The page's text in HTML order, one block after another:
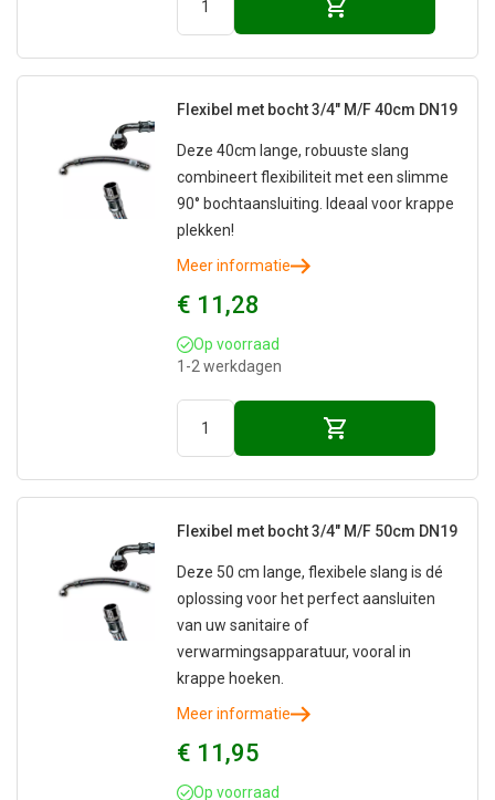
Flexibel met bocht 3/4" M/F 40cm DN19
Deze 40cm lange, robuuste slang
combineert flexibiliteit met een slimme
90° bochtaansluiting. Ideaal voor krappe
plekken!
Meer informatie
€ 11,28
Op voorraad
1-2 werkdagen
Flexibel met bocht 3/4" M/F 50cm DN19
Deze 50 cm lange, flexibele slang is dé
oplossing voor het perfect aansluiten
van uw sanitaire of
verwarmingsapparatuur, vooral in
krappe hoeken.
Meer informatie
€ 11,95
Op voorraad